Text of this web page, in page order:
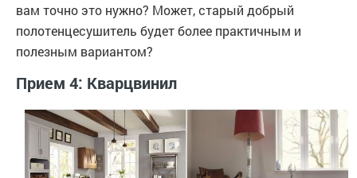
вам точно это нужно? Может, старый добрый
полотенцесушитель будет более практичным и
полезным вариантом?
Прием 4: Кварцвинил